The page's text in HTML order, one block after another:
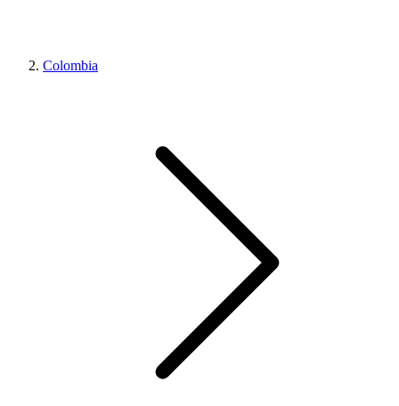
Colombia